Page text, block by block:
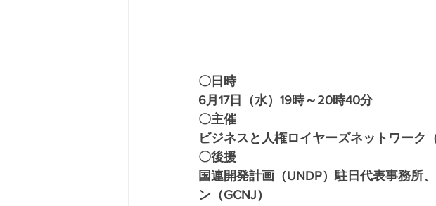
〇日時
6月17日（水）19時～20時40分
〇主催
ビジネスと人権ロイヤーズネットワーク（
〇後援
国連開発計画（UNDP）駐日代表事務所
ン（GCNJ）